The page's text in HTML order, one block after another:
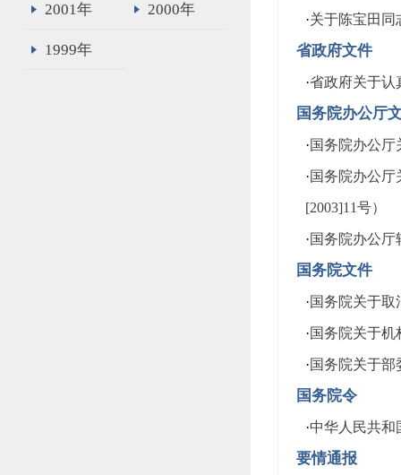
2001年 2000年
1999年
·关于陈宝田同
省政府文件
·省政府关于认
国务院办公厅
·国务院办公厅
·国务院办公
[2003]11号）
·国务院办公厅
国务院文件
·国务院关于
·国务院关于机
·国务院关于部
国务院令
·中华人民共和
要情通报